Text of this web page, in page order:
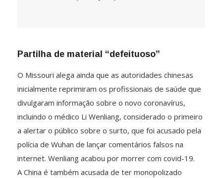
Partilha de material “defeituoso”
O Missouri alega ainda que as autoridades chinesas
inicialmente reprimiram os profissionais de saúde que
divulgaram informação sobre o novo coronavírus,
incluindo o médico Li Wenliang, considerado o primeiro
a alertar o público sobre o surto, que foi acusado pela
polícia de Wuhan de lançar comentários falsos na
internet. Wenliang acabou por morrer com covid-19.
A China é também acusada de ter monopolizado